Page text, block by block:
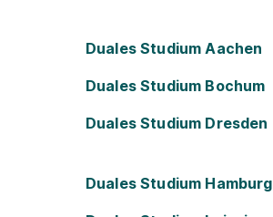
Duales Studium Aachen
Duales Studium Bochum
Duales Studium Dresden
Duales Studium Hamburg